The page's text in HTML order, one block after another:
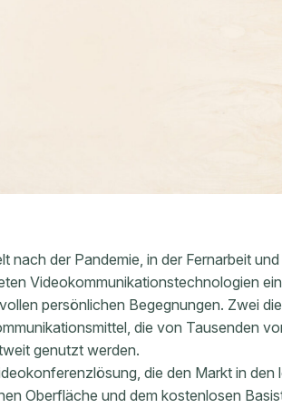
nach der Pandemie, in der Fernarbeit
Videokommunikationstechnologien
persönlichen Begegnungen. Zwei
die von Tausenden
genutzt werden.
die den Markt in
Oberfläche und dem kostenlosen